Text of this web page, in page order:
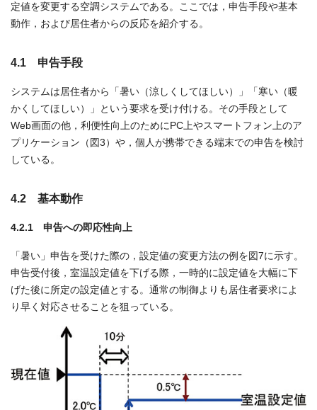
定値を変更する空調システムである。ここでは，申告手段や基本
動作，および居住者からの反応を紹介する。
4.1 申告手段
システムは居住者から「暑い（涼しくしてほしい）」「寒い（暖
かくしてほしい）」という要求を受け付ける。その手段として
Web画面の他，利便性向上のためにPC上やスマートフォン上のア
プリケーション（図3）や，個人が携帯できる端末での申告を検討
している。
4.2 基本動作
4.2.1 申告への即応性向上
「暑い」申告を受けた際の，設定値の変更方法の例を図7に示す。
申告受付後，室温設定値を下げる際，一時的に設定値を大幅に下
げた後に所定の設定値とする。通常の制御よりも居住者要求によ
り早く対応させることを狙っている。